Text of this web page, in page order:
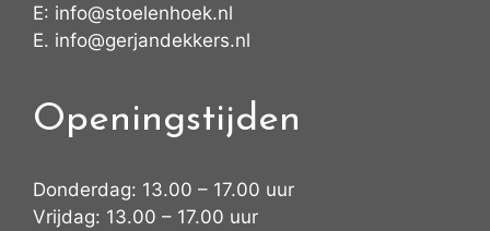
E: info@stoelenhoek.nl
E. info@gerjandekkers.nl
Openingstijden
Donderdag: 13.00 – 17.00 uur
Vrijdag: 13.00 – 17.00 uur